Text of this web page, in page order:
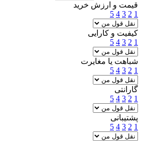
قیمت و ارزش خرید
1
2
3
4
5
کیفیت و کارایی
1
2
3
4
5
شباهت یا مغایرت
1
2
3
4
5
گارانتی
1
2
3
4
5
پشتیبانی
1
2
3
4
5